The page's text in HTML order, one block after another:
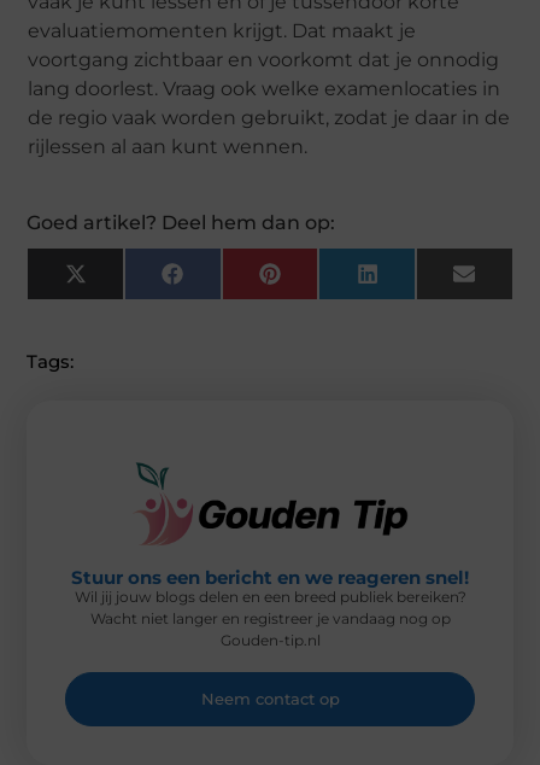
evaluatiemomenten krijgt. Dat maakt je
voortgang zichtbaar en voorkomt dat je onnodig
lang doorlest. Vraag ook welke examenlocaties in
de regio vaak worden gebruikt, zodat je daar in de
rijlessen al aan kunt wennen.
Goed artikel? Deel hem dan op:
X
(
F
A
P
I
L
I
E
M
Tags:
Stuur ons een bericht en we reageren snel!
Wil jij jouw blogs delen en een breed publiek bereiken?
Wacht niet langer en registreer je vandaag nog op
Gouden-tip.nl
Neem contact op